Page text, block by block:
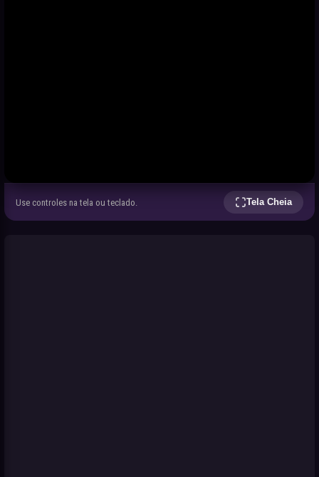
Use controles na tela ou teclado. Tela Cheia